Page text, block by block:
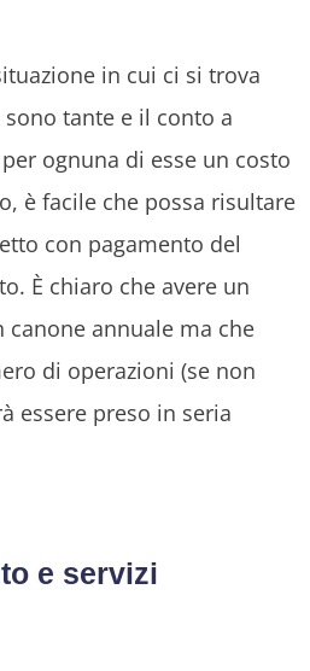
in cui ci si trova
tante e il conto a
ognuna di esse un costo
è facile che possa risultare
con pagamento del
È chiaro che avere un
canone annuale ma che
di operazioni (se non
essere preso in seria
e servizi